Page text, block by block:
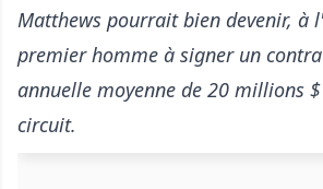
Matthews pourrait bien devenir, à
premier homme à signer un
annuelle moyenne de 20 millions
circuit.